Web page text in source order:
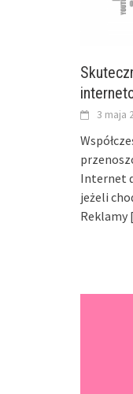
3 maja
Internet
jeżeli
Reklamy